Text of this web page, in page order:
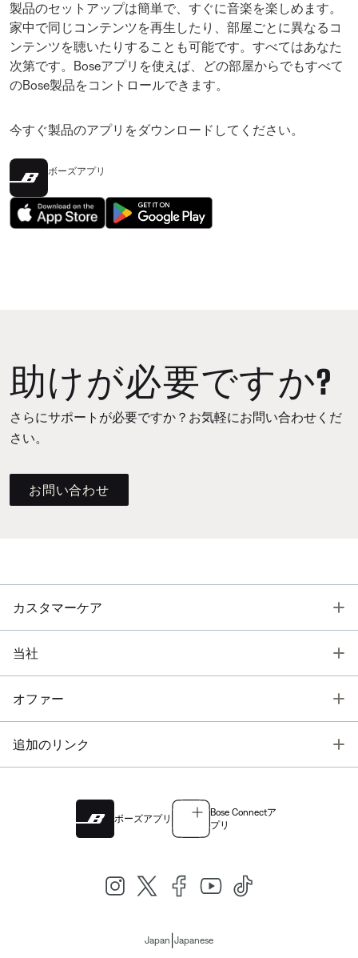
製品のセットアップは簡単で、すぐに音楽を楽しめます。
家中で同じコンテンツを再生したり、部屋ごとに異なるコ
ンテンツを聴いたりすることも可能です。すべてはあなた
次第です。Boseアプリを使えば、どの部屋からでもすべて
のBose製品をコントロールできます。
今すぐ製品のアプリをダウンロードしてください。
ボーズアプリ
助けが必要ですか?
さらにサポートが必要ですか？お気軽にお問い合わせくだ
さい。
お問い合わせ
カスタマーケア
当社
オファー
追加のリンク
ボーズアプリ
Bose Connectア
プリ
Japan Japanese